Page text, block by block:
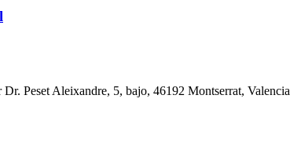
Peset Aleixandre, 5, bajo, 46192 Montserrat, Valencia